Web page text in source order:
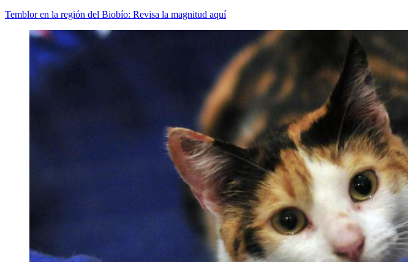
Temblor en la región del Biobío: Revisa la magnitud aquí